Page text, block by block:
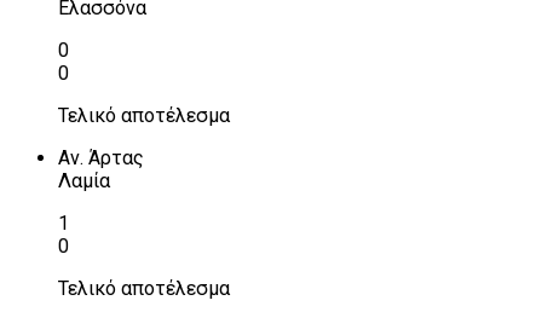
Ελασσόνα
0
0
Τελικό αποτέλεσμα
Αν. Άρτας
Λαμία
1
0
Τελικό αποτέλεσμα